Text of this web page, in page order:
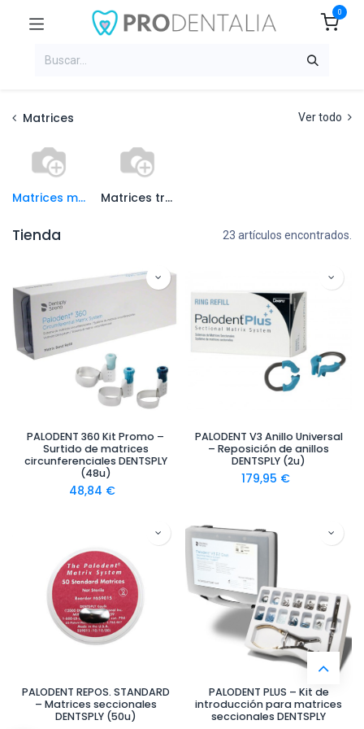
0
Matrices Ver todo
Matrices metálicas Matrices transparentes
Tienda 23 artículos encontrados.
PALODENT 360 Kit Promo –
Surtido de matrices
circunferenciales DENTSPLY
(48u)
48,84 €
PALODENT V3 Anillo Universal
– Reposición de anillos
DENTSPLY (2u)
179,95 €
PALODENT REPOS. STANDARD
– Matrices seccionales
DENTSPLY (50u)
PALODENT PLUS – Kit de
introducción para matrices
seccionales DENTSPLY